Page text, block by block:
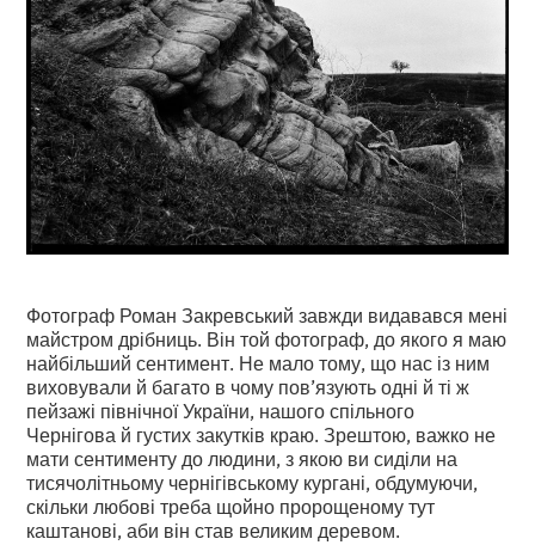
Фотограф Роман Закревський завжди видавався мені
майстром дрібниць. Він той фотограф, до якого я маю
найбільший сентимент. Не мало тому, що нас із ним
виховували й багато в чому пов’язують одні й ті ж
пейзажі північної України, нашого спільного
Чернігова й густих закутків краю. Зрештою, важко не
мати сентименту до людини, з якою ви сиділи на
тисячолітньому чернігівському кургані, обдумуючи,
скільки любові треба щойно пророщеному тут
каштанові, аби він став великим деревом.